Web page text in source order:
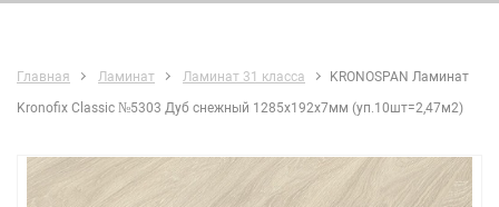
Главная Ламинат Ламинат 31 класса
KRONOSPAN Ламинат
Kronofix Classic №5303 Дуб снежный 1285х192х7мм (уп.10шт=2,47м2)